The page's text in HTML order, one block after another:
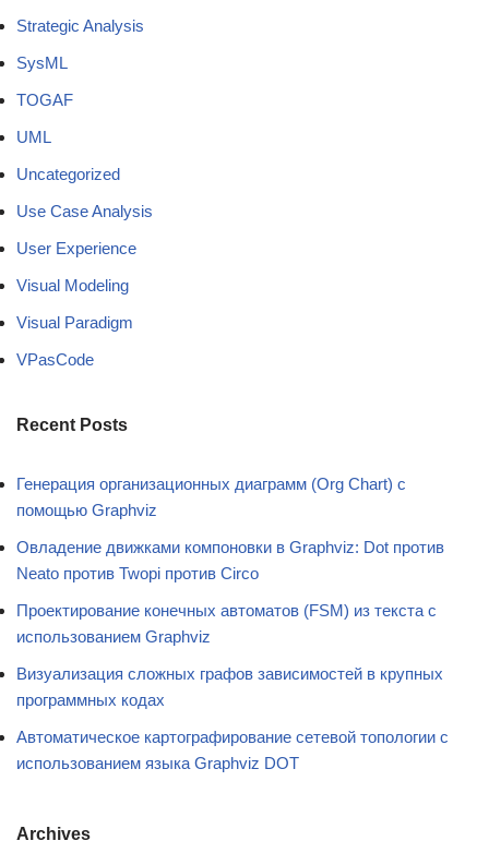
Strategic Analysis
SysML
TOGAF
UML
Uncategorized
Use Case Analysis
User Experience
Visual Modeling
Visual Paradigm
VPasCode
Recent Posts
Генерация организационных диаграмм (Org Chart) с
помощью Graphviz
Овладение движками компоновки в Graphviz: Dot против
Neato против Twopi против Circo
Проектирование конечных автоматов (FSM) из текста с
использованием Graphviz
Визуализация сложных графов зависимостей в крупных
программных кодах
Автоматическое картографирование сетевой топологии с
использованием языка Graphviz DOT
Archives